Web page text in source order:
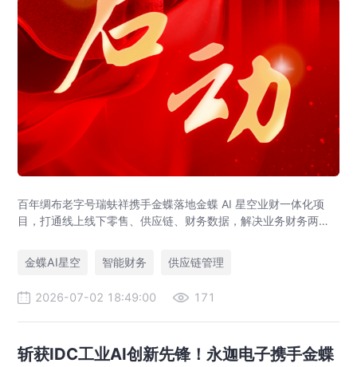
百年绸布老字号瑞蚨祥携手金蝶落地金蝶 AI 星空业财一体化项
目，打通线上线下零售、供应链、财务数据，解决业务财务两张
金蝶AI星空
智能财务 供应链管理
2026-07-02 18:49:00 171
斩获IDC工业AI创新先锋！永迦电子携手金蝶